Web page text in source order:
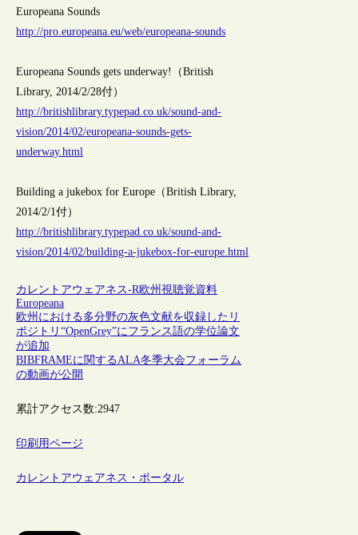
Europeana Sounds
http://pro.europeana.eu/web/europeana-sounds
Europeana Sounds gets underway!（British
Library, 2014/2/28付）
http://britishlibrary.typepad.co.uk/sound-and-
vision/2014/02/europeana-sounds-gets-
underway.html
Building a jukebox for Europe（British Library,
2014/2/1付）
http://britishlibrary.typepad.co.uk/sound-and-
vision/2014/02/building-a-jukebox-for-europe.html
カレントアウェアネス-R欧州視聴覚資料
Europeana
欧州における多分野の灰色文献を収録したリ
ポジトリ“OpenGrey”にフランス語の学位論文
が追加
BIBFRAMEに関するALA冬季大会フォーラム
の動画が公開
累計アクセス数:2947
印刷用ページ
カレントアウェアネス・ポータル